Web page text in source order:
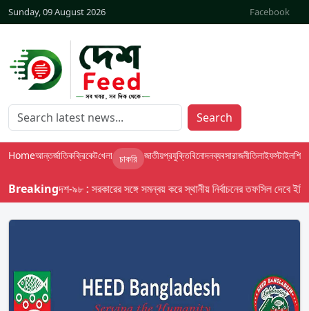
Sunday, 09 August 2026 Facebook
Search
Homeআন্তর্জাতিকক্রিকেটখেলা চাকরি জাতীয়প্রযুক্তিবিনোদনব্যবসারাজনীতিলাইফস্টাইলশিক্ষা
Breaking
বাসস দেশ-৯৮ : সরকারের সঙ্গে সমন্বয় করে স্থানীয় নির্বাচনের তফসিল দেবে ইসি;